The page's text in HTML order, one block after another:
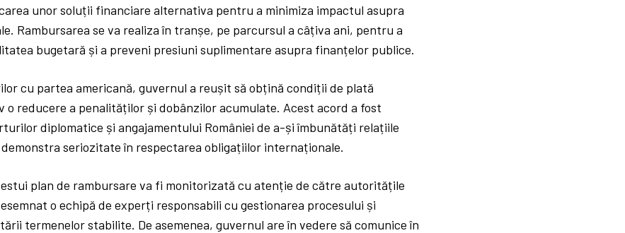
unor soluții financiare alternativa pentru a minimiza impactul asupra
Rambursarea se va realiza în tranșe, pe parcursul a câțiva ani, pentru a
bugetară și a preveni presiuni suplimentare asupra finanțelor publice.
cu partea americană, guvernul a reușit să obțină condiții de plată
o reducere a penalităților și dobânzilor acumulate. Acest acord a fost
diplomatice și angajamentului României de a-și îmbunătăți relațiile
demonstra seriozitate în respectarea obligațiilor internaționale.
plan de rambursare va fi monitorizată cu atenție de către autoritățile
o echipă de experți responsabili cu gestionarea procesului și
termenelor stabilite. De asemenea, guvernul are în vedere să comunice în